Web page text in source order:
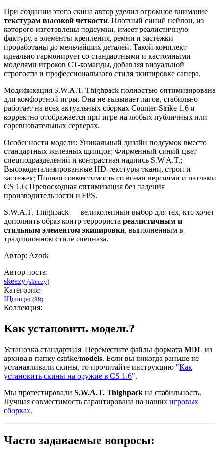
При создании этого скина автор уделил огромное внимание
текстурам высокой четкости. Плотный синий нейлон, из
которого изготовлены подсумки, имеет реалистичную
фактуру, а элементы крепления, ремни и застежки
проработаны до мельчайших деталей. Такой комплект
идеально гармонирует со стандартными и кастомными
моделями игроков CT-команды, добавляя визуальной
строгости и профессионального стиля экипировке сапера.
Модификация S.W.A.T. Thighpack полностью оптимизирована
для комфортной игры. Она не вызывает лагов, стабильно
работает на всех актуальных сборках Counter-Strike 1.6 и
корректно отображается при игре на любых публичных или
соревновательных серверах.
Особенности модели: Уникальный дизайн подсумок вместо
стандартных железных щипцов; Фирменный синий цвет
спецподразделений и контрастная надпись S.W.A.T.;
Высокодетализированные HD-текстуры ткани, строп и
застежек; Полная совместимость со всеми версиями и патчами
CS 1.6; Превосходная оптимизация без падения
производительности и FPS.
S.W.A.T. Thighpack — великолепный выбор для тех, кто хочет
дополнить образ контр-террориста реалистичным и
стильным элементом экипировки, выполненным в
традиционном стиле спецназа.
Автор: Azork
Автор поста:
skeezy (skeezy)
Категория:
Щипцы (38)
Коллекция:
Как установить модель?
Установка стандартная. Переместите файлы формата MDL из
архива в папку cstrike/models. Если вы никогда раньше не
устанавливали скины, то прочитайте инструкцию "Как
установить скины на оружие в CS 1.6".
Мы протестировали S.W.A.T. Thighpack на стабильность.
Лучшая совместимость гарантирована на наших игровых
сборках.
Часто задаваемые вопросы: